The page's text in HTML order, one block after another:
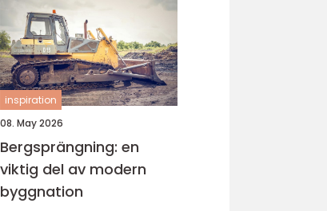
inspiration
08. May 2026
Bergsprängning: en
viktig del av modern
byggnation